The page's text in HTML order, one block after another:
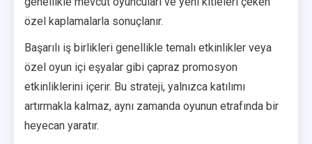
özel kaplamalarla sonuçlanır.
Başarılı iş birlikleri genellikle temalı etkinlikler veya
özel oyun içi eşyalar gibi çapraz promosyon
etkinliklerini içerir. Bu strateji, yalnızca katılımı
artırmakla kalmaz, aynı zamanda oyunun etrafında bir
heyecan yaratır.